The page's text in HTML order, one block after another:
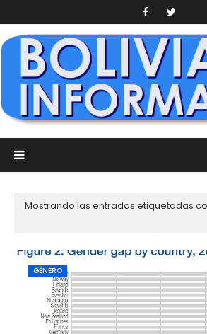
Mostrando las entradas etiquetadas
GÉNERO